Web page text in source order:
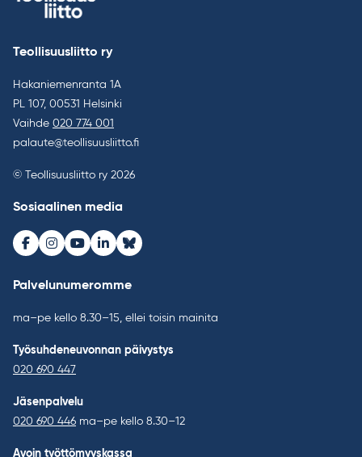
Teollisuusliitto ry
Hakaniemenranta 1A
PL 107, 00531 Helsinki
Vaihde 020 774 001
palaute@teollisuusliitto.fi
© Teollisuusliitto ry 2026
Sosiaalinen media
Facebook
Instagram
Youtube
LinkedInBluesky
Palvelunumeromme
ma–pe kello 8.30–15, ellei toisin mainita
Työsuhdeneuvonnan päivystys
020 690 447
Jäsenpalvelu
020 690 446 ma–pe kello 8.30–12
Avoin työttömyyskassa